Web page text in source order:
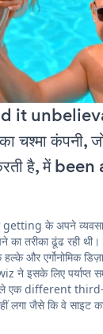
it
चश्मा कंपनी,
करती है, में
getting के अपने
तरीका ढूंढ रही
और एर्गोनोमिक
इसके लिए पर्याप्त
एक different
लगा जैसे कि वे साइट